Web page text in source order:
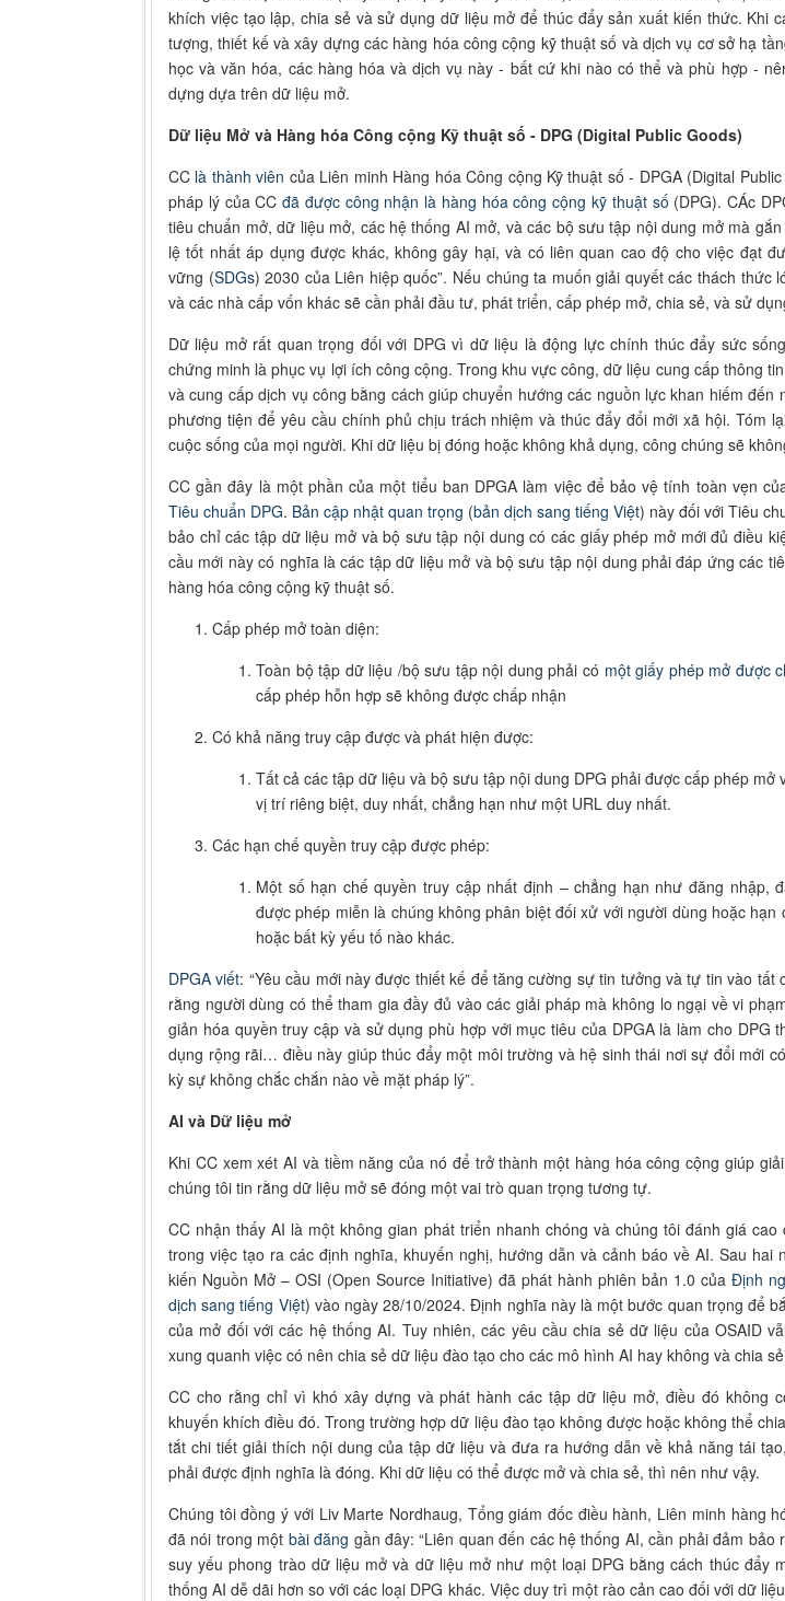
khích việc tạo lập, chia sẻ và sử dụng dữ liệu mở để thúc đẩy sản xuất kiến thức. Khi
tượng, thiết kế và xây dựng các hàng hóa công cộng kỹ thuật số và dịch vụ cơ sở hạ
học và văn hóa, các hàng hóa và dịch vụ này - bất cứ khi nào có thể và phù hợp -
dựng dựa trên dữ liệu mở.
Dữ liệu Mở và Hàng hóa Công cộng Kỹ thuật số - DPG (Digital Public Goods)
CC là thành viên của Liên minh Hàng hóa Công cộng Kỹ thuật số - DPGA (Digital
pháp lý của CCđã được công nhận là hàng hóa công cộngkỹ thuật số (DPG). CÁc
tiêu chuẩn mở, dữ liệu mở, các hệ thống AI mở, và các bộ sưu tập nội dung mở mà
lệ tốt nhất áp dụng được khác, không gây hại, và có liên quan cao độ cho việc đạt
vững (SDGs) 2030 của Liên hiệp quốc”. Nếu chúng ta muốn giải quyết các thách thức
và các nhà cấp vốn khác sẽ cần phải đầu tư, phát triển, cấp phép mở, chia sẻ, và sử
Dữ liệu mở rất quan trọng đối với DPG vì dữ liệu là động lực chính thúc đẩy sức
chứng minh là phục vụ lợi ích công cộng. Trong khu vực công, dữ liệu cung cấp thông
và cung cấp dịch vụ công bằng cách giúp chuyển hướng các nguồn lực khan hiếm đến
phương tiện để yêu cầu chính phủ chịu trách nhiệm và thúc đẩy đổi mới xã hội. Tóm
cuộc sống của mọi người. Khi dữ liệu bị đóng hoặc không khả dụng, công chúng sẽ
CC gần đây là một phần của một tiểu ban DPGA làm việc để bảo vệ tính toàn vẹn
Tiêu chuẩn DPG. Bản cập nhật quan trọng (bản dịch sang tiếng Việt) này đối với Tiêu
bảo chỉ các tập dữ liệu mở và bộ sưu tập nội dung có các giấy phép mở mới đủ điều
cầu mới này có nghĩa là các tập dữ liệu mở và bộ sưu tập nội dung phải đáp ứng các
hàng hóa công cộng kỹ thuật số.
Cấp phép mở toàn diện:
Toàn bộ tập dữ liệu /bộ sưu tập nội dung phải có mộtgiấy phép mở được
cấp phép hỗn hợp sẽ không được chấp nhận
Có khả năng truy cập được và phát hiện được:
Tất cả các tập dữ liệu và bộ sưu tập nội dung DPG phải được cấp phép
vị trí riêng biệt, duy nhất, chẳng hạn như một URL duy nhất.
Các hạn chế quyền truy cập được phép:
Một số hạn chế quyền truy cập nhất định – chẳng hạn như đăng nhập,
được phép miễn là chúng không phân biệt đối xử với người dùng hoặc
hoặc bất kỳ yếu tố nào khác.
DPGA viết: “Yêu cầu mới này được thiết kế để tăng cường sự tin tưởng và tự tin vào tất
rằng người dùng có thể tham gia đầy đủ vào các giải pháp mà không lo ngại về vi
giản hóa quyền truy cập và sử dụng phù hợp với mục tiêu của DPGA là làm cho DPG
dụng rộng rãi… điều này giúp thúc đẩy một môi trường và hệ sinh thái nơi sự đổi mới
kỳ sự không chắc chắn nào về mặt pháp lý”.
AI và Dữ liệu mở
Khi CC xem xét AI và tiềm năng của nó để trở thành một hàng hóa công cộng giúp
chúng tôi tin rằng dữ liệu mở sẽ đóng một vai trò quan trọng tương tự.
CC nhận thấy AI là một không gian phát triển nhanh chóng và chúng tôi đánh giá
trong việc tạo ra các định nghĩa, khuyến nghị, hướng dẫn và cảnh báo về AI. Sau hai
kiến Nguồn Mở – OSI (Open Source Initiative) đã phát hành phiên bản 1.0 của Định
dịch sang tiếng Việt) vào ngày 28/10/2024. Định nghĩa này là một bước quan trọng để
của mở đối với các hệ thống AI. Tuy nhiên, các yêu cầu chia sẻ dữ liệu của OSAID
xung quanh việc có nên chia sẻ dữ liệu đào tạo cho các mô hình AI hay không và chia
CC cho rằng chỉ vì khó xây dựng và phát hành các tập dữ liệu mở, điều đó không
khuyến khích điều đó. Trong trường hợp dữ liệu đào tạo không được hoặc không thể
tắt chi tiết giải thích nội dung của tập dữ liệu và đưa ra hướng dẫn về khả năng tái
phải được định nghĩa là đóng. Khi dữ liệu có thể được mở và chia sẻ, thì nên như vậy.
Chúng tôi đồng ý với Liv Marte Nordhaug, Tổng giám đốc điều hành, Liên minh hàng
đã nói trong một bài đăng gần đây: “Liên quan đến các hệ thống AI, cần phải đảm
suy yếu phong trào dữ liệu mở và dữ liệu mở như một loại DPG bằng cách thúc đẩy
thống AI dễ dãi hơn so với các loại DPG khác. Việc duy trì một rào cản cao đối với dữ